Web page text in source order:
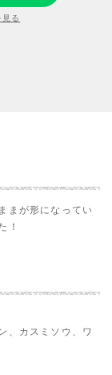
る
まが形になってい
！
、カスミソウ、ワ